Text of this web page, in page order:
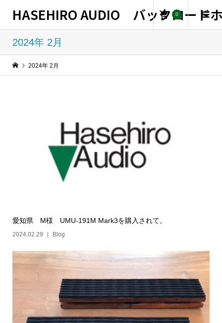
HASEHIRO AUDIO バックロード
0
2024年 2月
2024年 2月
愛知県 M様 UMU-191M Mark3を購入されて。
2024.02.29 Blog